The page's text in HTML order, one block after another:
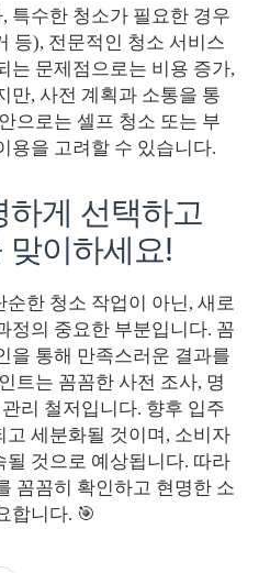
특수한 청소가 필요한 경우
등), 전문적인 청소 서비스
는 문제점으로는 비용 증가,
만, 사전 계획과 소통을 통
으로는 셀프 청소 또는 부
용을 고려할 수 있습니다.
게 선택하고
맞이하세요!
한 청소 작업이 아닌, 새로
정의 중요한 부분입니다. 꼼
을 통해 만족스러운 결과를
트는 꼼꼼한 사전 조사, 명
리 철저입니다. 향후 입주
세분화될 것이며, 소비자
것으로 예상됩니다. 따라
꼼꼼히 확인하고 현명한 소
합니다. 🎯